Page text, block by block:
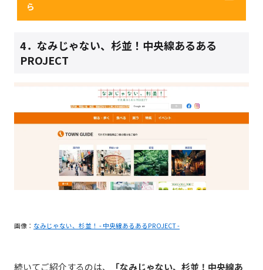
ら
4． なみじゃない、杉並！中央線あるある
PROJECT
画像： なみじゃない、杉並！ - 中央線あるあるPROJECT -
続いてご紹介するのは、
「なみじゃない、杉並！中央線あ